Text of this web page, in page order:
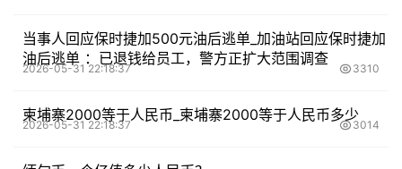
当事人回应保时捷加500元油后逃单_加油站回应保时捷加
油后逃单 ：已退钱给员工，警方正扩大范围调查
2026-05-31 22:18:37 3310
柬埔寨2000等于人民币_柬埔寨2000等于人民币多少
2026-05-31 22:18:37 3014